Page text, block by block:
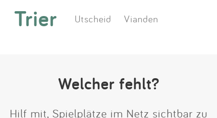
Trier Utscheid Vianden
Welcher fehlt?
Hilf mit, Spielplätze im Netz sichtbar zu